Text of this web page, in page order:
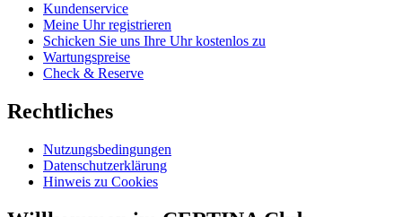
Kundenservice
Meine Uhr registrieren
Schicken Sie uns Ihre Uhr kostenlos zu
Wartungspreise
Check & Reserve
Rechtliches
Nutzungsbedingungen
Datenschutzerklärung
Hinweis zu Cookies